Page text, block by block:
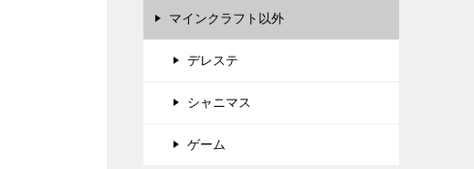
マインクラフト以外
デレステ
シャニマス
ゲーム